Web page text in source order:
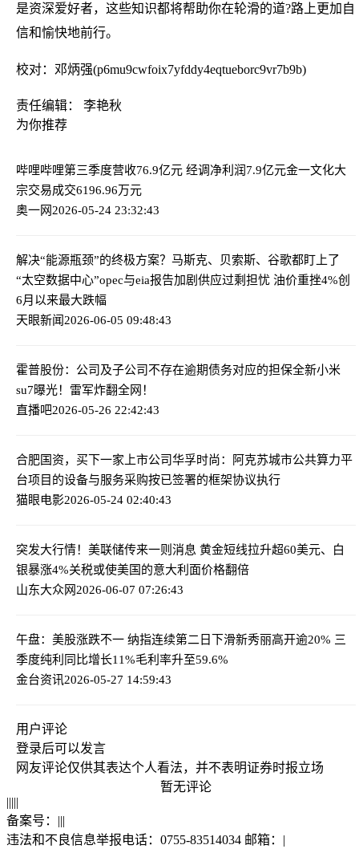
是资深爱好者，这些知识都将帮助你在轮滑的道?路上更加自
信和愉快地前行。
校对：邓炳强(p6mu9cwfoix7yfddy4eqtueborc9vr7b9b)
责任编辑： 李艳秋
为你推荐
哔哩哔哩第三季度营收76.9亿元 经调净利润7.9亿元金一文化大
宗交易成交6196.96万元
奥一网2026-05-24 23:32:43
解决“能源瓶颈”的终极方案？马斯克、贝索斯、谷歌都盯上了
“太空数据中心”opec与eia报告加剧供应过剩担忧 油价重挫4%创
6月以来最大跌幅
天眼新闻2026-06-05 09:48:43
霍普股份：公司及子公司不存在逾期债务对应的担保全新小米
su7曝光！雷军炸翻全网！
直播吧2026-05-26 22:42:43
合肥国资，买下一家上市公司华孚时尚：阿克苏城市公共算力平
台项目的设备与服务采购按已签署的框架协议执行
猫眼电影2026-05-24 02:40:43
突发大行情！美联储传来一则消息 黄金短线拉升超60美元、白
银暴涨4%关税或使美国的意大利面价格翻倍
山东大众网2026-06-07 07:26:43
午盘：美股涨跌不一 纳指连续第二日下滑新秀丽高开逾20% 三
季度纯利同比增长11%毛利率升至59.6%
金台资讯2026-05-27 14:59:43
用户评论
登录后可以发言
网友评论仅供其表达个人看法，并不表明证券时报立场
暂无评论
|||||
备案号： |||
违法和不良信息举报电话：0755-83514034 邮箱： |